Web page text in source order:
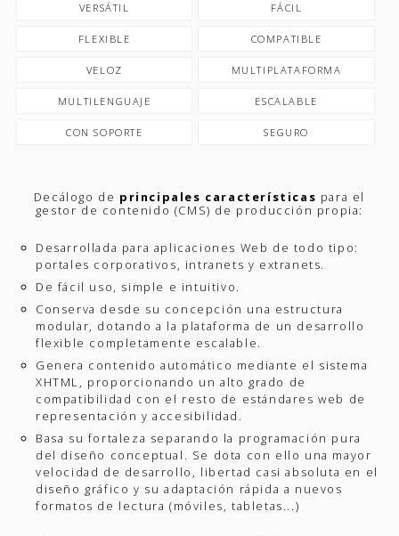
VERSÁTIL FÁCIL
FLEXIBLE COMPATIBLE
VELOZ MULTIPLATAFORMA
MULTILENGUAJE ESCALABLE
CON SOPORTE SEGURO
Decálogo de principales características para el
gestor de contenido (CMS) de producción propia:
Desarrollada para aplicaciones Web de todo tipo:
portales corporativos, intranets y extranets.
De fácil uso, simple e intuitivo.
Conserva desde su concepción una estructura
modular, dotando a la plataforma de un desarrollo
flexible completamente escalable.
Genera contenido automático mediante el sistema
XHTML, proporcionando un alto grado de
compatibilidad con el resto de estándares web de
representación y accesibilidad.
Basa su fortaleza separando la programación pura
del diseño conceptual. Se dota con ello una mayor
velocidad de desarrollo, libertad casi absoluta en el
diseño gráfico y su adaptación rápida a nuevos
formatos de lectura (móviles, tabletas...)